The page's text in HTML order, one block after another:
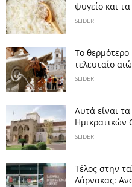
ψυγείο και
SLIDER
Το θερμότερο
τελευταίο
SLIDER
Αυτά είναι
Ημικρατικών
SLIDER
Tέλος στην
Λάρνακας: